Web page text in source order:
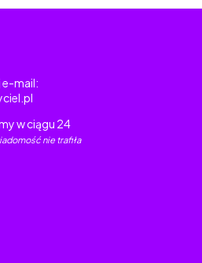
e-mail:
w ciągu 24
nie trafiła